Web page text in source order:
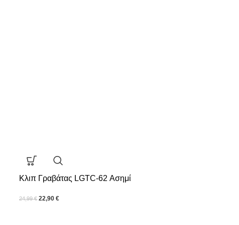
Κλιπ Γραβάτας LGTC-62 Ασημί
24,99€ 22,90 €